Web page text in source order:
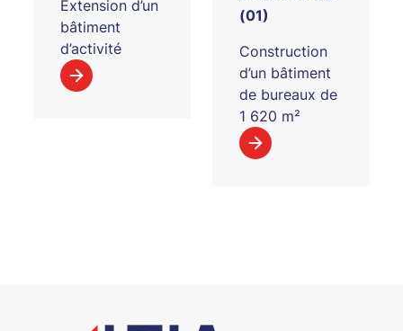
Extension d’un
bâtiment
d’activité
(01)
Construction
d’un bâtiment
de bureaux de
1 620 m²